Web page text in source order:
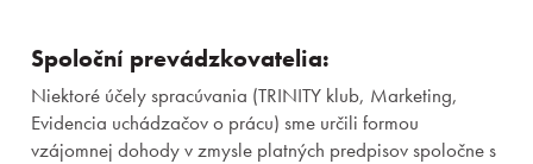
Spoloční prevádzkovatelia:
Niektoré účely spracúvania (TRINITY klub, Marketing,
Evidencia uchádzačov o prácu) sme určili formou
vzájomnej dohody v zmysle platných predpisov spoločne s